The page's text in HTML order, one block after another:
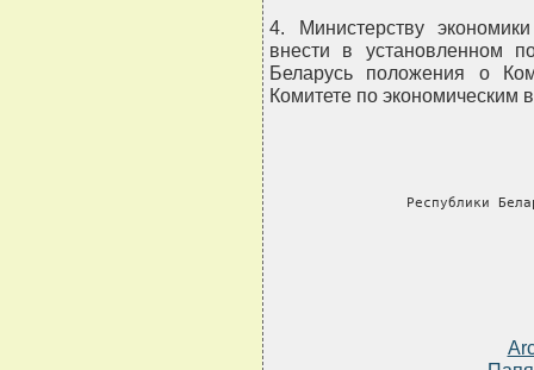
4. Министерству
внести в установленном
Беларусь положения о
Комитете по экономическим
Республики